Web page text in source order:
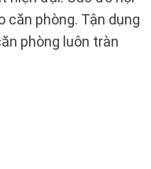
phòng. Tận dụng
phòng luôn tràn